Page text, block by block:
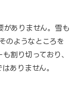
ありません。雪も
のようなところを
割り切っており、
ありません。